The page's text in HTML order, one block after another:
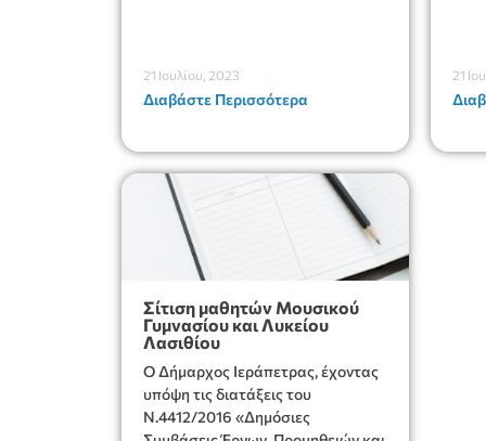
21 Ιουλίου, 2023
Διαβάστε Περισσότερα
21
Σίτιση μαθητών Μουσικού
Γυμνασίου και Λυκείου
Λασιθίου
Ο Δήμαρχος Ιεράπετρας, έχοντας
υπόψη τις διατάξεις του
Ν.4412/2016 «Δημόσιες